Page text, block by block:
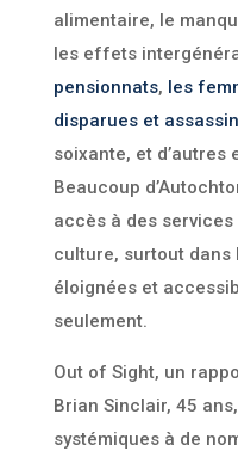
alimentaire, le
les effets
pensionnats, les
disparues et
soixante, et
Beaucoup
accès à des
culture, surtout dans
éloignées et
seulement.
Out of Sight, un
Brian Sinclair, 45
systémiques à de